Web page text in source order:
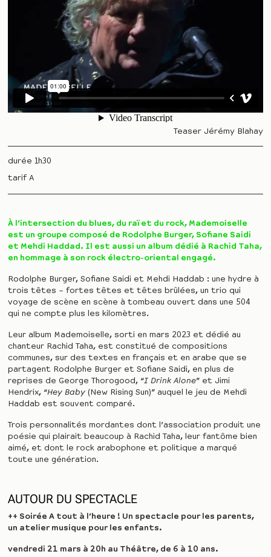
Teaser Jérémy Blahay
AUTOUR DU SPECTACLE
++ Soirée A tout à l’heure ! Un spectacle pour les parents,
un atelier musique pour les enfants.
vendredi 21 mars à 20h au Théâtre, de 6 à 10 ans.
durée 1h30
tarif A
À l’intersection du blues, du raï et du rock, Mademoiselle
est un groupe composé de Rodolphe Burger, Sofiane Saidi
et Mehdi Haddad. Il est aussi un album dédié à Rachid Taha,
en hommage à son rock électro-oriental engagé.
Rodolphe Burger, Sofiane Saidi et Mehdi Haddab : une hydre à
trois têtes – fortes têtes et têtes brûlées, un trio qui
voyage de scène en scène à tombeau ouvert dans une 504
qui ne compte plus les kilomètres.
Leur album Mademoiselle, sorti en mars 2023 et dédié au
chanteur Rachid Taha, est constitué de compositions
communes, sur des textes en français et en arabe que se
partagent Rodolphe Burger et Sofiane Saidi, en plus de
reprises de George Thorogood, “I Drink Alone” et Jimi
Hendrix, “Hey Baby(New Rising Sun)” auquel le jeu de Mehdi
Haddab est souvent comparé.
Trois personnalités mordantes dont l’association produit une
poésie qui plairait beaucoup à Rachid Taha, leur fantôme bien
aimé, et dont le rock arabophone et politique a marqué
toute une génération.